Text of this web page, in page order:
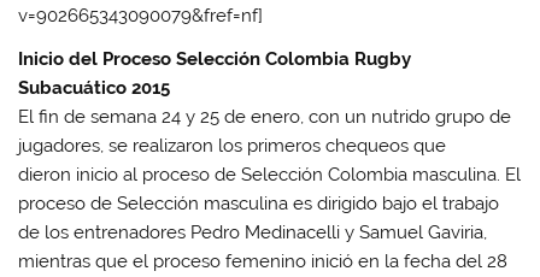
v=902665343090079&fref=nf]
Inicio del Proceso Selección Colombia Rugby
Subacuático 2015
El fin de semana 24 y 25 de enero, con un nutrido grupo de
jugadores, se realizaron los primeros chequeos que
dieron inicio al proceso de Selección Colombia masculina. El
proceso de Selección masculina es dirigido bajo el trabajo
de los entrenadores Pedro Medinacelli y Samuel Gaviria,
mientras que el proceso femenino inició en la fecha del 28